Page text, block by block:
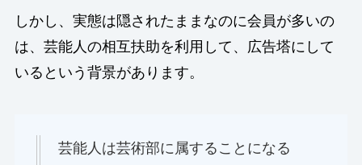
しかし、実態は隠されたままなのに会員が多いの
は、芸能人の相互扶助を利用して、広告塔にして
いるという背景があります。
芸能人は芸術部に属することになる